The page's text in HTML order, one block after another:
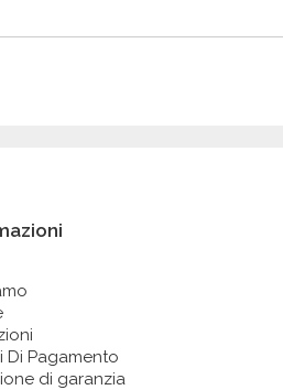
Di Pagamento
di garanzia